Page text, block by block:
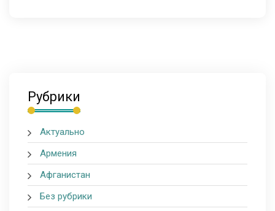
Рубрики
Актуально
Армения
Афганистан
Без рубрики